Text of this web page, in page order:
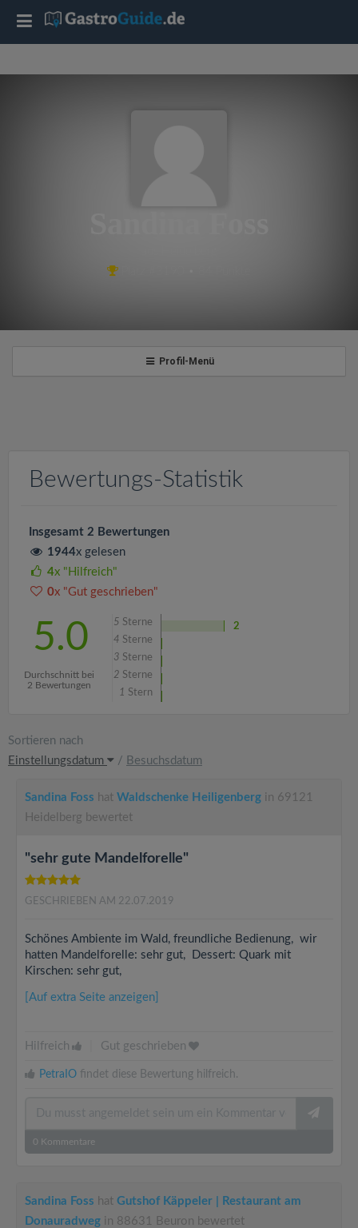
Profil-Menü
Bewertungs-Statistik
Insgesamt 2 Bewertungen
1944x gelesen
4x "Hilfreich"
0x "Gut geschrieben"
5.0
Durchschnitt bei
2 Bewertungen
5 Sterne
2
4 Sterne
3 Sterne
2 Sterne
1 Stern
Sortieren nach
Einstellungsdatum
/ Besuchsdatum
Sandina Foss hat Waldschenke Heiligenberg in 69121
Heidelberg bewertet
"sehr gute Mandelforelle"
GESCHRIEBEN AM 22.07.2019
Schönes Ambiente im Wald, freundliche Bedienung, wir
hatten Mandelforelle: sehr gut, Dessert: Quark mit
Kirschen: sehr gut,
[Auf extra Seite anzeigen]
Hilfreich Gut geschrieben
PetraIO findet diese Bewertung hilfreich.
0 Kommentare
Sandina Foss hat Gutshof Käppeler | Restaurant am
Donauradweg in 88631 Beuron bewertet
T
a
t
i